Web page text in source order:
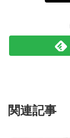
関連記事